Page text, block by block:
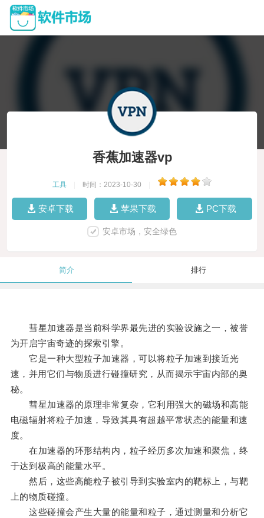
香蕉加速器vp
工具 时间：2023-10-30
安卓下载 苹果下载 PC下载
安卓市场，安全绿色
简介 排行
彗星加速器是当前科学界最先进的实验设施之一，被誉
为开启宇宙奇迹的探索引擎。
它是一种大型粒子加速器，可以将粒子加速到接近光
速，并用它们与物质进行碰撞研究，从而揭示宇宙内部的奥
秘。
彗星加速器的原理非常复杂，它利用强大的磁场和高能
电磁辐射将粒子加速，导致其具有超越平常状态的能量和速
度。
在加速器的环形结构内，粒子经历多次加速和聚焦，终
于达到极高的能量水平。
然后，这些高能粒子被引导到实验室内的靶标上，与靶
上的物质碰撞。
这些碰撞会产生大量的能量和粒子，通过测量和分析它